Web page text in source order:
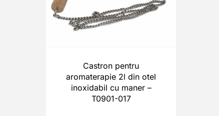
Castron pentru
aromaterapie 2l din otel
inoxidabil cu maner –
T0901-017